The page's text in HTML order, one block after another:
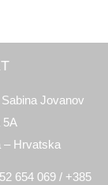
Jovanov
5A
– Hrvatska
654 069 / +385